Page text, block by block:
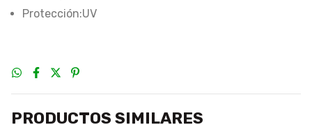
Protección:UV
PRODUCTOS SIMILARES